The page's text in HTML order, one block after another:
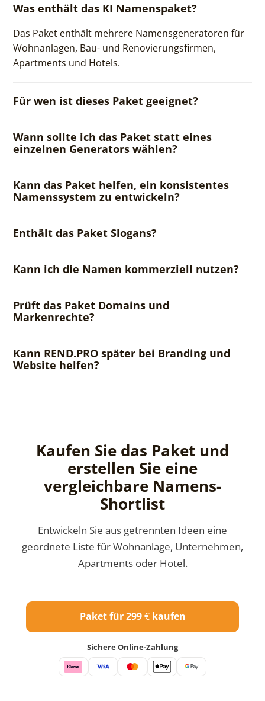
Was enthält das KI Namenspaket?
Das Paket enthält mehrere Namensgeneratoren für
Wohnanlagen, Bau- und Renovierungsfirmen,
Apartments und Hotels.
Für wen ist dieses Paket geeignet?
Wann sollte ich das Paket statt eines
einzelnen Generators wählen?
Kann das Paket helfen, ein konsistentes
Namenssystem zu entwickeln?
Enthält das Paket Slogans?
Kann ich die Namen kommerziell nutzen?
Prüft das Paket Domains und
Markenrechte?
Kann REND.PRO später bei Branding und
Website helfen?
Kaufen Sie das Paket und
erstellen Sie eine
vergleichbare Namens-
Shortlist
Entwickeln Sie aus getrennten Ideen eine
geordnete Liste für Wohnanlage, Unternehmen,
Apartments oder Hotel.
Paket für 299€kaufen
Sichere Online-Zahlung